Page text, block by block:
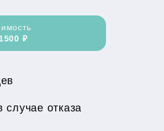
₽
случае отказа